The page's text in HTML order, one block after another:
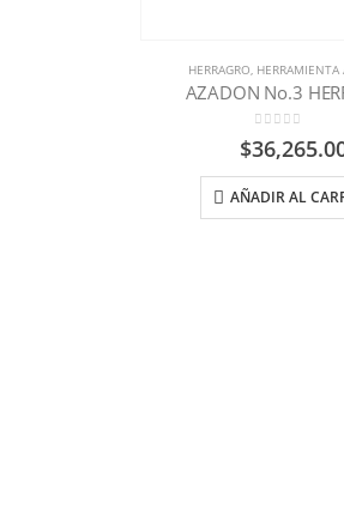
HERRAGRO HERRAMIENTA
AZADON No.3
$
AÑADIR AL